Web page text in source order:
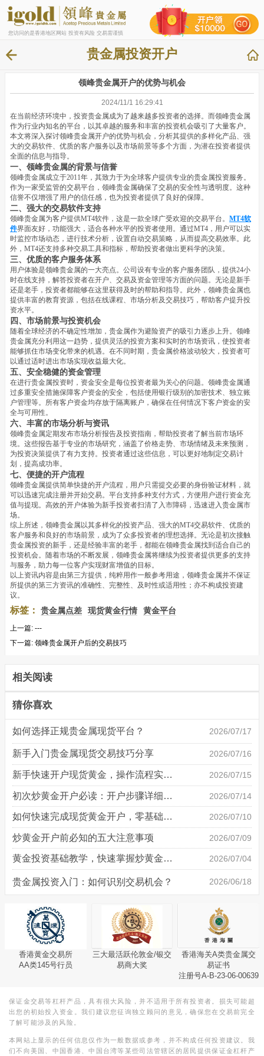
您访问的是香港地区网站 投资有风险 交易需谨慎
贵金属投资开户
领峰贵金属开户的优势与机会
2024/11/1 16:29:41
在当前经济环境中，投资贵金属成为了越来越多投资者的选择。而领峰贵金属
作为行业内知名的平台，以其卓越的服务和丰富的投资机会吸引了大量客户。
本文将深入探讨领峰贵金属开户的优势与机会，分析其提供的多样化产品、强
大的交易软件、优质的客户服务以及市场前景等多个方面，为潜在投资者提供
全面的信息与指导。
一、领峰贵金属的背景与信誉
领峰贵金属成立于2011年，其致力于为全球客户提供专业的贵金属投资服务。
作为一家受监管的交易平台，领峰贵金属确保了交易的安全性与透明度。这种
信誉不仅增强了用户的信任感，也为投资者提供了良好的保障。
二、强大的交易软件支持
领峰贵金属为客户提供MT4软件，这是一款全球广受欢迎的交易平台。 MT4软
件界面友好，功能强大，适合各种水平的投资者使用。通过MT4，用户可以实
时监控市场动态，进行技术分析，设置自动交易策略，从而提高交易效率。此
外，MT4还支持多种交易工具和指标，帮助投资者做出更科学的决策。
三、优质的客户服务体系
用户体验是领峰贵金属的一大亮点。公司设有专业的客户服务团队，提供24小
时在线支持，解答投资者在开户、交易及资金管理等方面的问题。无论是新手
还是老手，投资者都能够在这里获得及时的帮助和指导。此外，领峰贵金属也
提供丰富的教育资源，包括在线课程、市场分析及交易技巧，帮助客户提升投
资水平。
四、市场前景与投资机会
随着全球经济的不确定性增加，贵金属作为避险资产的吸引力逐步上升。领峰
贵金属充分利用这一趋势，提供灵活的投资方案和实时的市场资讯，使投资者
能够抓住市场变化带来的机遇。在不同时期，贵金属价格波动较大，投资者可
以通过适时进出市场实现收益最大化。
五、安全稳健的资金管理
在进行贵金属投资时，资金安全是每位投资者最为关心的问题。领峰贵金属通
过多重安全措施保障客户资金的安全，包括使用银行级别的加密技术、独立账
户管理等。所有客户资金均存放于隔离账户，确保在任何情况下客户资金的安
全与可用性。
六、丰富的市场分析与资讯
领峰贵金属定期发布市场分析报告及投资指南，帮助投资者了解当前市场环
境。这些报告基于专业的市场研究，涵盖了价格走势、市场情绪及未来预测，
为投资决策提供了有力支持。投资者通过这些信息，可以更好地制定交易计
划，提高成功率。
七、便捷的开户流程
领峰贵金属提供简单快捷的开户流程，用户只需提交必要的身份验证材料，就
可以迅速完成注册并开始交易。平台支持多种支付方式，方便用户进行资金充
值与提现。高效的开户体验为新手投资者扫清了入市障碍，迅速进入贵金属市
场。
综上所述，领峰贵金属以其多样化的投资产品、强大的MT4交易软件、优质的
客户服务和良好的市场前景，成为了众多投资者的理想选择。无论是初次接触
贵金属投资的新手，还是经验丰富的老手，都能在领峰贵金属找到适合自己的
投资机会。随着市场的不断发展，领峰贵金属将继续为投资者提供更多的支持
与服务，助力每一位客户实现财富增值的目标。
以上资讯内容是由第三方提供，纯粹用作一般参考用途，领峰贵金属并不保证
所提供的第三方资讯的准确性、完整性、及时性或适用性；亦不构成投资建
议。
标签： 贵金属点差 现货黄金行情 黄金平台
上一篇: ---
下一篇: 领峰贵金属开户后的交易技巧
相关阅读
猜你喜欢
如何选择正规贵金属现货平台？ 2026/07/17
新手入门贵金属现货交易技巧分享 2026/07/16
新手快速开户现货黄金，操作流程实操详解 2026/07/15
初次炒黄金开户必读：开户步骤详细说明 2026/07/14
如何快速完成现货黄金开户，零基础也能轻松上手 2026/07/10
炒黄金开户前必知的五大注意事项 2026/07/09
黄金投资基础教学，快速掌握炒黄金技巧 2026/07/04
贵金属投资入门：如何识别交易机会？ 2026/06/18
香港黄金交易所
AA类145号行员
三大最活跃伦敦金/银交
易商大奖
香港海关A类贵金属交
易证书
注册号A-B-23-06-00639
保证金交易等杠杆产品，具有很大风险，并不适用于所有投资者。损失可能超
出您的初始投入资金。我们建议您征询独立顾问的意见，确保您在交易前完全
了解可能涉及的风险。
本网站上显示的任何信息仅作为一般数据或参考，并不构成任何投资建议。我
们不向美国、中国香港、中国台湾等某些司法管辖区的居民提供保证金杠杆产